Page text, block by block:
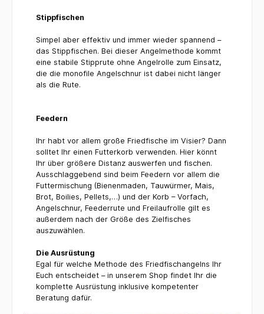
Stippfischen
Simpel aber effektiv und immer wieder spannend –
das Stippfischen. Bei dieser Angelmethode kommt
eine stabile Stipprute ohne Angelrolle zum Einsatz,
die die monofile Angelschnur ist dabei nicht länger
als die Rute.
Feedern
Ihr habt vor allem große Friedfische im Visier? Dann
solltet Ihr einen Futterkorb verwenden. Hier könnt
Ihr über größere Distanz auswerfen und fischen.
Ausschlaggebend sind beim Feedern vor allem die
Futtermischung (Bienenmaden, Tauwürmer, Mais,
Brot, Boilies, Pellets,…) und der Korb – Vorfach,
Angelschnur, Feederrute und Freilaufrolle gilt es
außerdem nach der Größe des Zielfisches
auszuwählen.
Die Ausrüstung
Egal für welche Methode des Friedfischangelns Ihr
Euch entscheidet – in unserem Shop findet Ihr die
komplette Ausrüstung inklusive kompetenter
Beratung dafür.